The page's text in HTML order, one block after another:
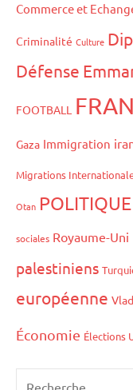
Commerce et
Criminalité Culture
Défense
FOOTBALL
Gaza Immigration
Migrations
Otan
sociales Royaume-Uni
palestiniens
européenne
Économie Élections